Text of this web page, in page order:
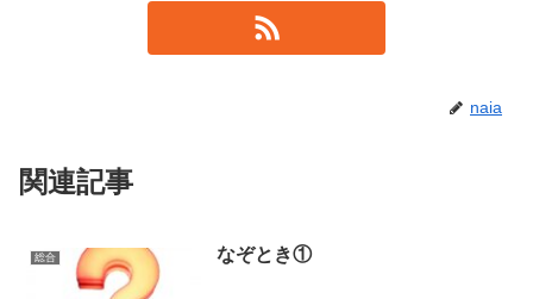
naia
関連記事
総合 なぞとき①